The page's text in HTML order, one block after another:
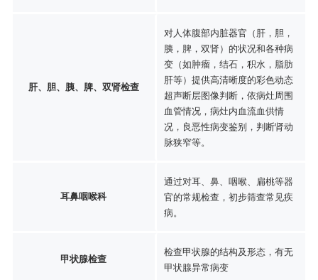
肝、胆、胰、脾、双肾检查
对人体腹部内脏器官（肝，胆，
胰，脾，双肾）的状况和各种病
变（如肿瘤，结石，积水，脂肪
肝等）提供高清晰度的彩色动态
超声断层图像判断，依病灶周围
血管情况，病灶内血流血供情
况，良恶性病变鉴别，判断肾动
脉狭窄等。
耳鼻咽喉科
通过对耳、鼻、咽喉、扁桃等器
官的常规检查，初步筛查常见疾
病。
甲状腺检查
检查甲状腺的结构及形态，有无
甲状腺异常病变